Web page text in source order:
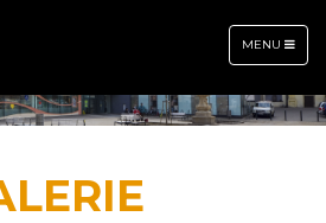
TOGGLE
NAVIGATION
MENU